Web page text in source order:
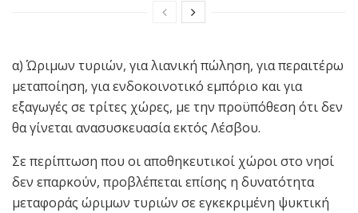
α) Ώριμων τυριών, για λιανική πώληση, για περαιτέρω
μεταποίηση, για ενδοκοινοτικό εμπόριο και για
εξαγωγές σε τρίτες χώρες, με την προϋπόθεση ότι δεν
θα γίνεται ανασυσκευασία εκτός Λέσβου.
Σε περίπτωση που οι αποθηκευτικοί χώροι στο νησί
δεν επαρκούν, προβλέπεται επίσης η δυνατότητα
μεταφοράς ώριμων τυριών σε εγκεκριμένη ψυκτική